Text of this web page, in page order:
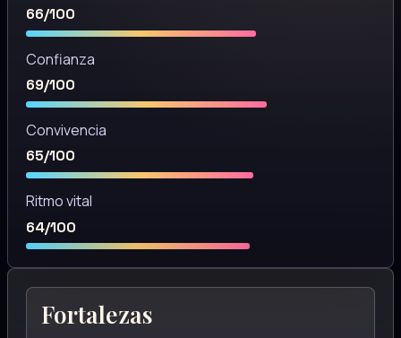
66/100
Confianza
69/100
Convivencia
65/100
Ritmo vital
64/100
Fortalezas